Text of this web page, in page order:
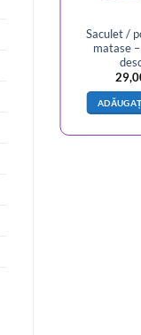
Saculet /
matase